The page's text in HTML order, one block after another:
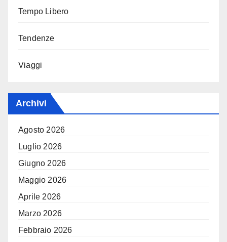
Tempo Libero
Tendenze
Viaggi
Archivi
Agosto 2026
Luglio 2026
Giugno 2026
Maggio 2026
Aprile 2026
Marzo 2026
Febbraio 2026